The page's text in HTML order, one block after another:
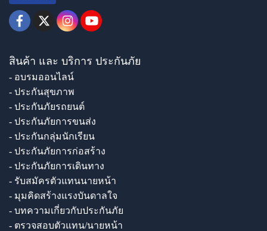
สินค้า และ บริการ ประกันภัย
- อบรมออนไลน์
- ประกันสุขภาพ
- ประกันภัยรถยนต์
- ประกันภัยการขนส่ง
- ประกันกลุ่มนักเรียน
- ประกันภัยการก่อสร้าง
- ประกันภัยการเดินทาง
- รับสมัครตัวแทนนายหน้า
- มุมคิดสร้างแรงบันดาลใจ
- บทความเกี่ยวกับประกันภัย
- ตรวจสอบตัวแทน/นายหน้า